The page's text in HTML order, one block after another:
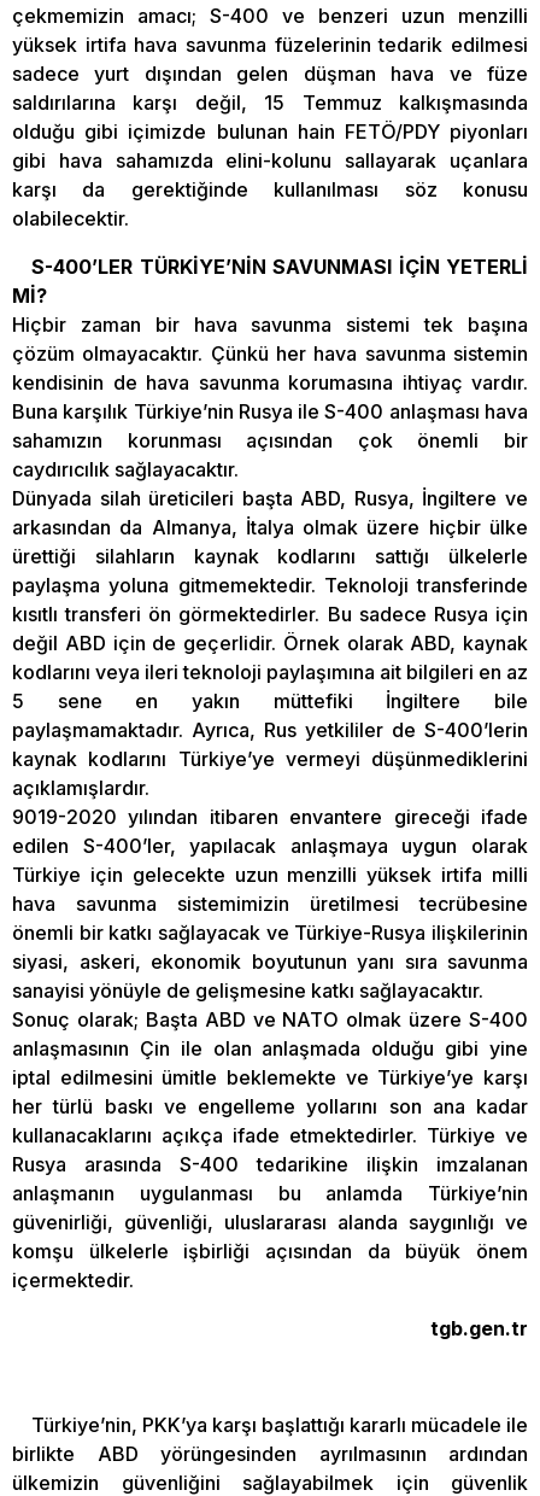
çekmemizin amacı; S-400 ve benzeri uzun menzilli
yüksek irtifa hava savunma füzelerinin tedarik edilmesi
sadece yurt dışından gelen düşman hava ve füze
saldırılarına karşı değil, 15 Temmuz kalkışmasında
olduğu gibi içimizde bulunan hain FETÖ/PDY piyonları
gibi hava sahamızda elini-kolunu sallayarak uçanlara
karşı da gerektiğinde kullanılması söz konusu
olabilecektir.
S-400’LER TÜRKİYE’NİN SAVUNMASI İÇİN YETERLİ
Mİ?
Hiçbir zaman bir hava savunma sistemi tek başına
çözüm olmayacaktır. Çünkü her hava savunma sistemin
kendisinin de hava savunma korumasına ihtiyaç vardır.
Buna karşılık Türkiye’nin Rusya ile S-400 anlaşması hava
sahamızın korunması açısından çok önemli bir
caydırıcılık sağlayacaktır.
Dünyada silah üreticileri başta ABD, Rusya, İngiltere ve
arkasından da Almanya, İtalya olmak üzere hiçbir ülke
ürettiği silahların kaynak kodlarını sattığı ülkelerle
paylaşma yoluna gitmemektedir. Teknoloji transferinde
kısıtlı transferi ön görmektedirler. Bu sadece Rusya için
değil ABD için de geçerlidir. Örnek olarak ABD, kaynak
kodlarını veya ileri teknoloji paylaşımına ait bilgileri en az
5 sene en yakın müttefiki İngiltere bile
paylaşmamaktadır. Ayrıca, Rus yetkililer de S-400’lerin
kaynak kodlarını Türkiye’ye vermeyi düşünmediklerini
açıklamışlardır.
9019-2020 yılından itibaren envantere gireceği ifade
edilen S-400’ler, yapılacak anlaşmaya uygun olarak
Türkiye için gelecekte uzun menzilli yüksek irtifa milli
hava savunma sistemimizin üretilmesi tecrübesine
önemli bir katkı sağlayacak ve Türkiye-Rusya ilişkilerinin
siyasi, askeri, ekonomik boyutunun yanı sıra savunma
sanayisi yönüyle de gelişmesine katkı sağlayacaktır.
Sonuç olarak; Başta ABD ve NATO olmak üzere S-400
anlaşmasının Çin ile olan anlaşmada olduğu gibi yine
iptal edilmesini ümitle beklemekte ve Türkiye’ye karşı
her türlü baskı ve engelleme yollarını son ana kadar
kullanacaklarını açıkça ifade etmektedirler. Türkiye ve
Rusya arasında S-400 tedarikine ilişkin imzalanan
anlaşmanın uygulanması bu anlamda Türkiye’nin
güvenirliği, güvenliği, uluslararası alanda saygınlığı ve
komşu ülkelerle işbirliği açısından da büyük önem
içermektedir.
tgb.gen.tr
Türkiye’nin, PKK’ya karşı başlattığı kararlı mücadele ile
birlikte ABD yörüngesinden ayrılmasının ardından
ülkemizin güvenliğini sağlayabilmek için güvenlik